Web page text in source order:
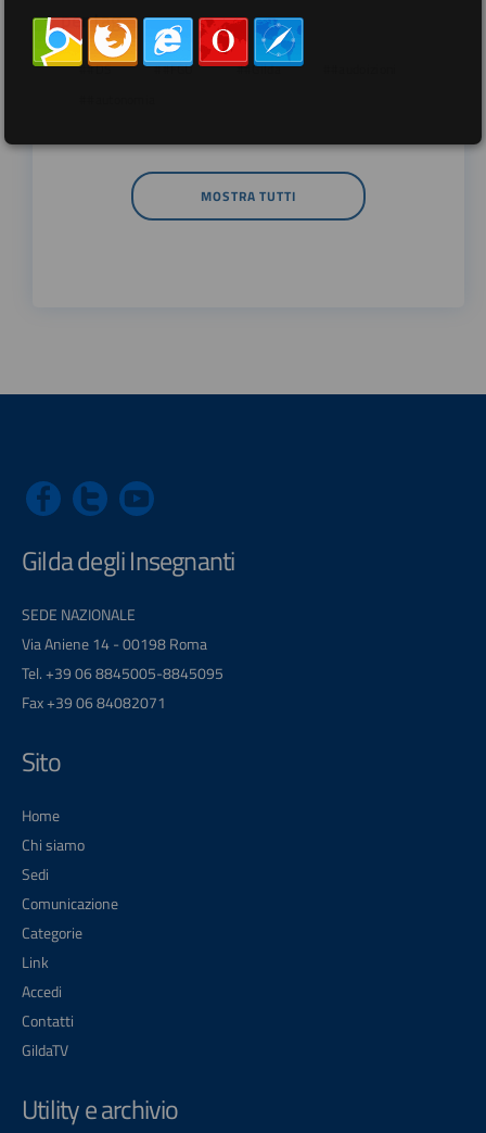
per tag
##DS ##FGU ##Gilda
MOSTRA TUTTI
Gilda degli Insegnanti
SEDE NAZIONALE
Via Aniene 14 - 00198 Roma
Tel. +39 06 8845005-8845095
Fax +39 06 84082071
Sito
Home
Chi siamo
Sedi
Comunicazione
Categorie
Link
Accedi
Contatti
GildaTV
Utility e archivio